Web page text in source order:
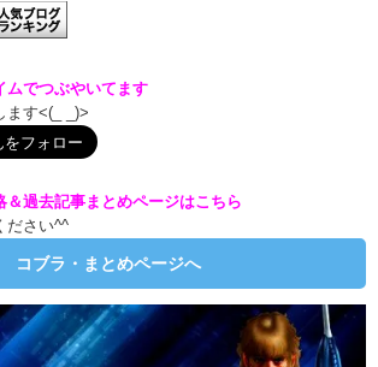
でつぶやいてます
ます<(_ _)>
過去記事まとめページはこちら
ださい^^
コブラ・まとめページへ